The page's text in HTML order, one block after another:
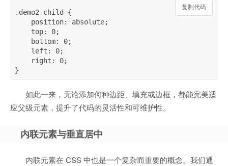
复制代码
.demo2-child {
如此一来，无论添加何种边距、填充或边框，都能完美适
应父级元素，提升了代码的灵活性和可维护性。
内联元素与垂直居中
内联元素在 CSS 中也是一个复杂而重要的概念。我们通